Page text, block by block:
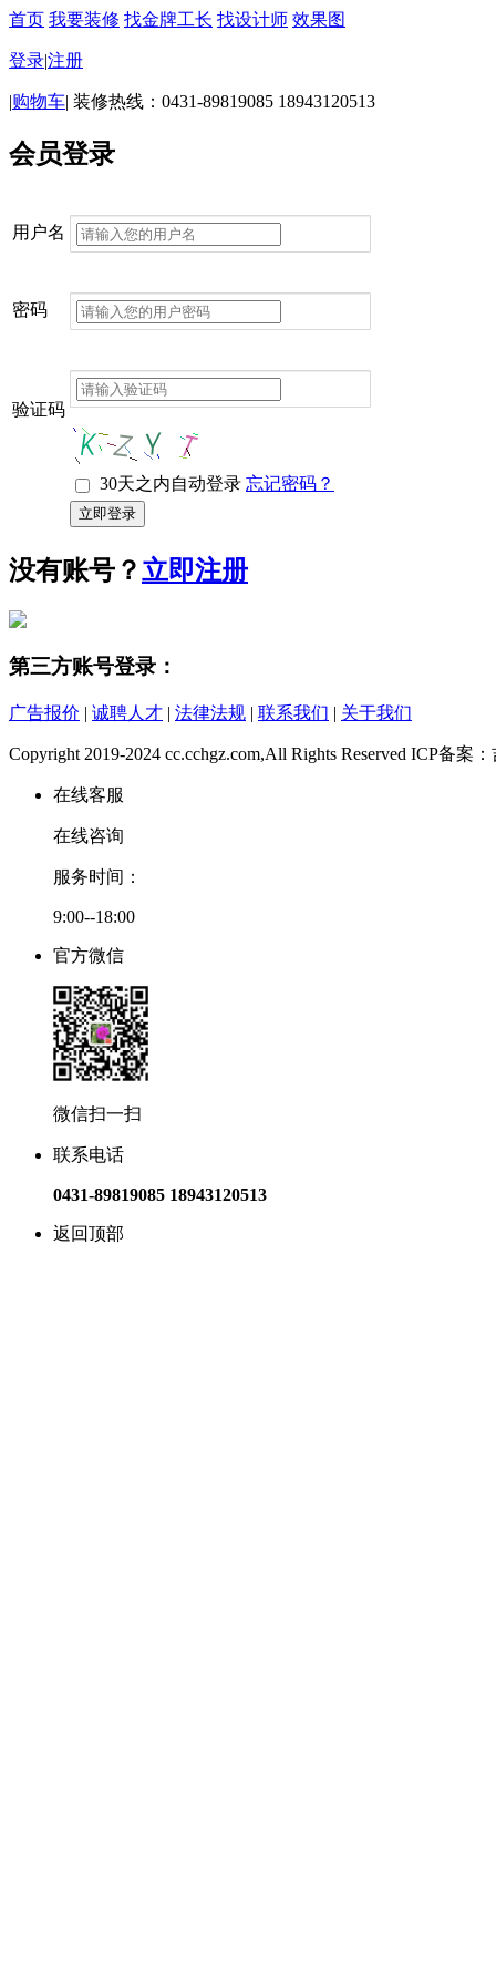
首页 我要装修 找金牌工长 找设计师 效果图
登录|注册
|购物车| 装修热线：0431-89819085 18943120513
会员登录
用户名
密码
验证码
30天之内自动登录 忘记密码？
没有账号？立即注册
第三方账号登录：
广告报价 | 诚聘人才 | 法律法规 | 联系我们 | 关于我们
Copyright 2019-2024 cc.cchgz.com,All Rights Reserved ICP备案
在线客服
在线咨询
服务时间：
9:00--18:00
官方微信
微信扫一扫
联系电话
0431-89819085 18943120513
返回顶部